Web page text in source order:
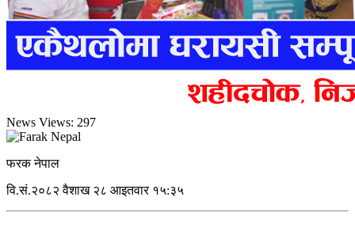
News Views: 297
फरक नेपाल
वि.सं.२०८२ वैशाख २८ आइतवार १५:३५